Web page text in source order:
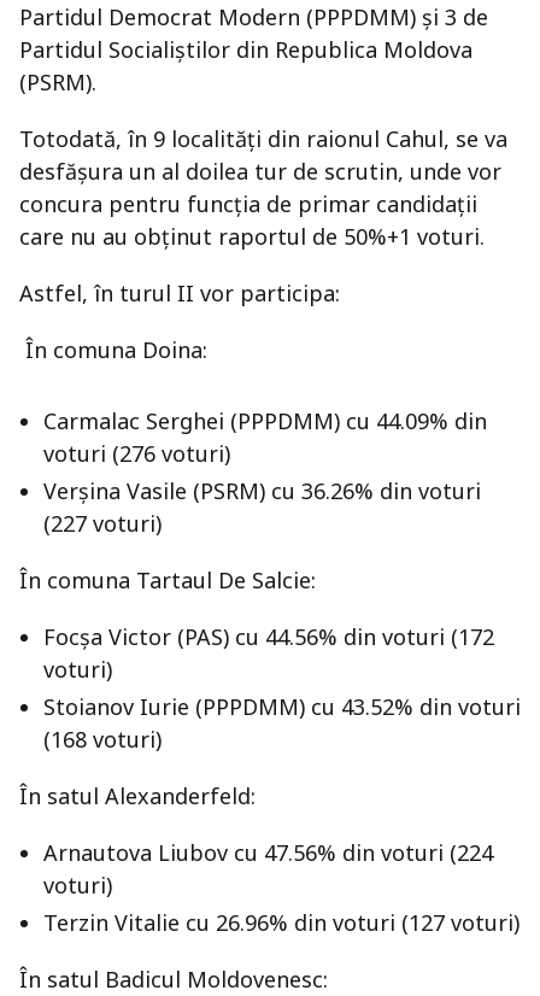
Partidul Democrat Modern (PPPDMM) și 3 de
Partidul Socialiștilor din Republica Moldova
(PSRM).
Totodată, în 9 localități din raionul Cahul, se va
desfășura un al doilea tur de scrutin, unde vor
concura pentru funcția de primar candidații
care nu au obținut raportul de 50%+1 voturi.
Astfel, în turul II vor participa:
În comuna Doina:
Carmalac Serghei (PPPDMM) cu 44.09% din
voturi (276 voturi)
Verşina Vasile (PSRM) cu 36.26% din voturi
(227 voturi)
În comuna Tartaul De Salcie:
Focşa Victor (PAS) cu 44.56% din voturi (172
voturi)
Stoianov Iurie (PPPDMM) cu 43.52% din voturi
(168 voturi)
În satul Alexanderfeld:
Arnautova Liubov cu 47.56% din voturi (224
voturi)
Terzin Vitalie cu 26.96% din voturi (127 voturi)
În satul Badicul Moldovenesc: